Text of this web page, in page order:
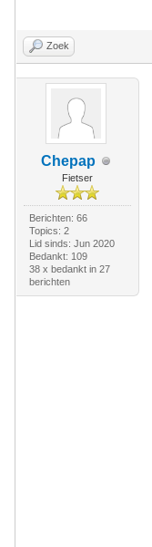
Zoek
Chepap
Fietser
Berichten: 66
Topics: 2
Lid sinds: Jun 2020
Bedankt: 109
38 x bedankt in 27
berichten